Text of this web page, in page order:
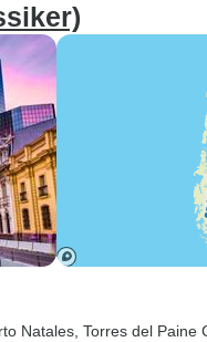
Natales , Torres del Paine